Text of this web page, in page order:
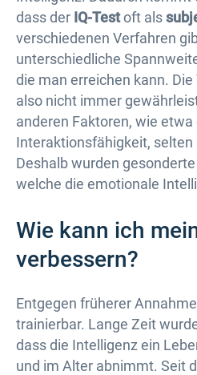
dass der IQ-Testoft als
verschiedenen Verfahren
unterschiedliche
die man erreichen kann.
also nicht immer
anderen Faktoren, wie etwa
Interaktionsfähigkeit,
Deshalb wurden
welche die emotionale
Wie kann ich
verbessern?
Entgegen früherer
trainierbar. Lange Zeit
dass die Intelligenz ein
und im Alter abnimmt. Seit